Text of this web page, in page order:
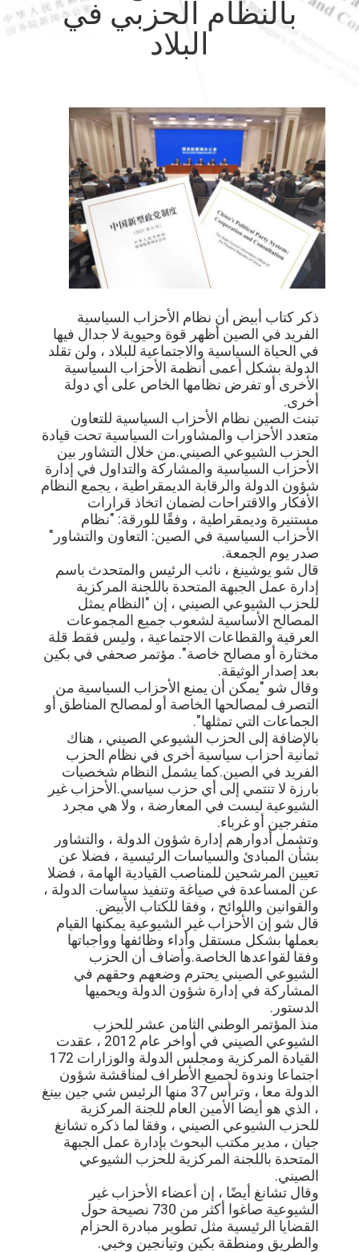
جولة
في
مراقبة
الجودة
اتصل
حالات
خريطة
الموقع
سياسة
الخصوصية
بالنظام الحزبي في
البلاد
ذكر كتاب أبيض أن نظام الأحزاب السياسية
الفريد في الصين أظهر قوة وحيوية لا جدال فيها
في الحياة السياسية والاجتماعية للبلاد ، ولن تقلد
الدولة بشكل أعمى أنظمة الأحزاب السياسية
الأخرى أو تفرض نظامها الخاص على أي دولة
أخرى.
تبنت الصين نظام الأحزاب السياسية للتعاون
متعدد الأحزاب والمشاورات السياسية تحت قيادة
الحزب الشيوعي الصيني.من خلال التشاور بين
الأحزاب السياسية والمشاركة والتداول في إدارة
شؤون الدولة والرقابة الديمقراطية ، يجمع النظام
الأفكار والاقتراحات لضمان اتخاذ قرارات
مستنيرة وديمقراطية ، وفقًا للورقة: "نظام
الأحزاب السياسية في الصين: التعاون والتشاور"
صدر يوم الجمعة.
قال شو يوشينغ ، نائب الرئيس والمتحدث باسم
إدارة عمل الجبهة المتحدة باللجنة المركزية
للحزب الشيوعي الصيني ، إن "النظام يمثل
المصالح الأساسية لشعوب جميع المجموعات
العرقية والقطاعات الاجتماعية ، وليس فقط قلة
مختارة أو مصالح خاصة". مؤتمر صحفي في بكين
بعد إصدار الوثيقة.
وقال شو "يمكن أن يمنع الأحزاب السياسية من
التصرف لمصالحها الخاصة أو لمصالح المناطق أو
الجماعات التي تمثلها".
بالإضافة إلى الحزب الشيوعي الصيني ، هناك
ثمانية أحزاب سياسية أخرى في نظام الحزب
الفريد في الصين.كما يشمل النظام شخصيات
بارزة لا تنتمي إلى أي حزب سياسي.الأحزاب غير
الشيوعية ليست في المعارضة ، ولا هي مجرد
متفرجين أو غرباء.
وتشمل أدوارهم إدارة شؤون الدولة ، والتشاور
بشأن المبادئ والسياسات الرئيسية ، فضلا عن
تعيين المرشحين للمناصب القيادية الهامة ، فضلا
عن المساعدة في صياغة وتنفيذ سياسات الدولة ،
والقوانين واللوائح ، وفقا للكتاب الأبيض.
قال شو إن الأحزاب غير الشيوعية يمكنها القيام
بعملها بشكل مستقل وأداء وظائفها وواجباتها
وفقا لقواعدها الخاصة.وأضاف أن الحزب
الشيوعي الصيني يحترم وضعهم وحقهم في
المشاركة في إدارة شؤون الدولة ويحميها
الدستور.
منذ المؤتمر الوطني الثامن عشر للحزب
الشيوعي الصيني في أواخر عام 2012 ، عقدت
القيادة المركزية ومجلس الدولة والوزارات 172
اجتماعا وندوة لجميع الأطراف لمناقشة شؤون
الدولة معا ، وترأس 37 منها الرئيس شي جين بينغ
، الذي هو أيضا الأمين العام للجنة المركزية
للحزب الشيوعي الصيني ، وفقا لما ذكره تشانغ
جيان ، مدير مكتب البحوث بإدارة عمل الجبهة
المتحدة باللجنة المركزية للحزب الشيوعي
الصيني.
وقال تشانغ أيضًا ، إن أعضاء الأحزاب غير
الشيوعية صاغوا أكثر من 730 نصيحة حول
القضايا الرئيسية مثل تطوير مبادرة الحزام
والطريق ومنطقة بكين وتيانجين وخبي.